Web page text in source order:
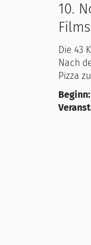
10.
Die 43
Nach
Pizza